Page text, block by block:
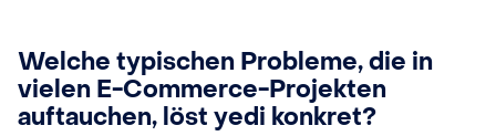
Welche typischen Probleme, die in
vielen E-Commerce-Projekten
auftauchen, löst yedi konkret?